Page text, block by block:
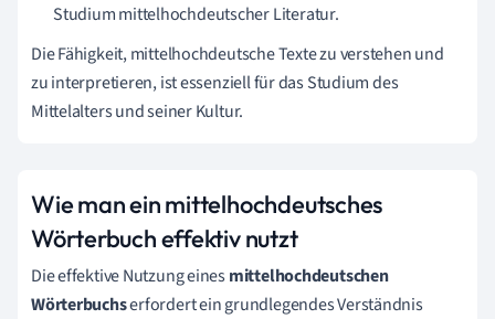
Studium mittelhochdeutscher Literatur.
Die Fähigkeit, mittelhochdeutsche Texte zu verstehen und
zu interpretieren, ist essenziell für das Studium des
Mittelalters und seiner Kultur.
Wie man ein mittelhochdeutsches
Wörterbuch effektiv nutzt
Die effektive Nutzung einesmittelhochdeutschen
Wörterbuchserfordert ein grundlegendes Verständnis